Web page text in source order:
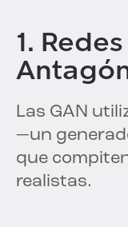
1.
Las GAN
—un
que
realistas.